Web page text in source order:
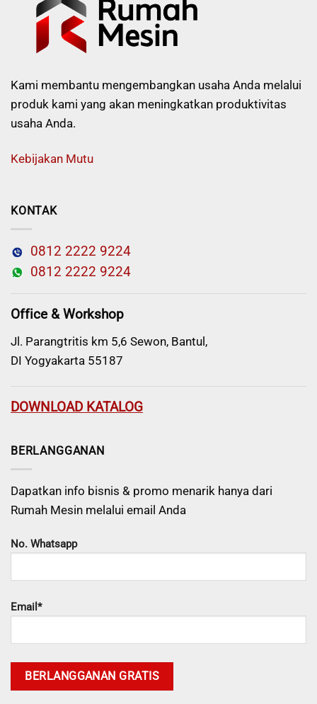
Kami membantu mengembangkan usaha Anda melalui
produk kami yang akan meningkatkan produktivitas
usaha Anda.
Kebijakan Mutu
KONTAK
0812 2222 9224
0812 2222 9224
Office & Workshop
Jl. Parangtritis km 5,6 Sewon, Bantul,
DI Yogyakarta 55187
DOWNLOAD KATALOG
BERLANGGANAN
Dapatkan info bisnis & promo menarik hanya dari
Rumah Mesin melalui email Anda
No. Whatsapp
Email*